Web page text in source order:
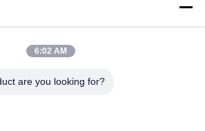
z fabryki olej eteryczny
60 ml aluminium
ml olejów eterycznych Premium
6:02 AM
are you looking for?